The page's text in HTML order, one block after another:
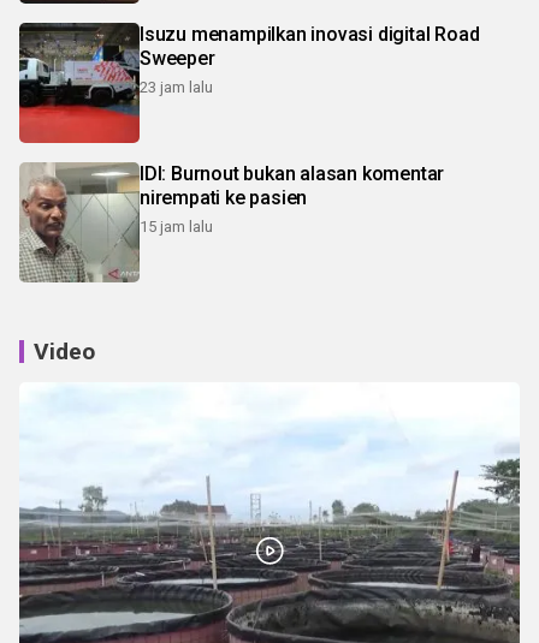
Isuzu menampilkan inovasi digital Road
Sweeper
23 jam lalu
IDI: Burnout bukan alasan komentar
nirempati ke pasien
15 jam lalu
Video